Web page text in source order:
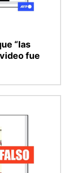
“las
fue